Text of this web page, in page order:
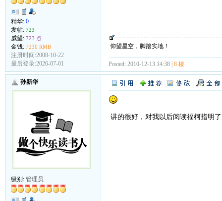
精华: 0
发帖: 723
威望: 723 点
金钱: 7230 RMB
注册时间:2008-10-22
最后登录:2026-07-01
仰望星空，脚踏实地！
Posted: 2010-12-13 14:38 | 8 楼
孙新华
级别: 管理员
讲的很好，对我以后阅读福柯指明